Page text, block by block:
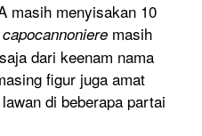
masih menyisakan 10
capocannoniere masih
dari keenam nama
figur juga amat
di beberapa partai